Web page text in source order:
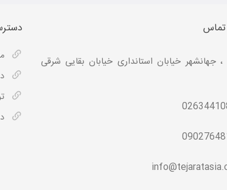
تماس
جهانشهر خیابان استانداری خیابان بقایی شرقی